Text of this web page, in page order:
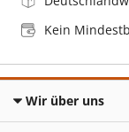
Kein
Wir über uns